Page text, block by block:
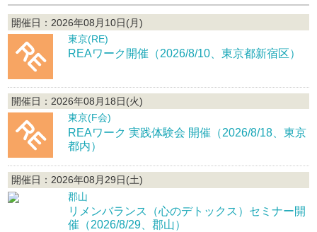
開催日：2026年08月10日(月)
東京(RE)
REAワーク開催（2026/8/10、東京都新宿区）
開催日：2026年08月18日(火)
東京(F会)
REAワーク 実践体験会 開催（2026/8/18、東京
都内）
開催日：2026年08月29日(土)
郡山
リメンバランス（心のデトックス）セミナー開
催（2026/8/29、郡山）